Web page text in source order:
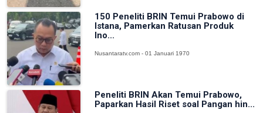
150 Peneliti BRIN Temui Prabowo di
Istana, Pamerkan Ratusan Produk
Ino...
Nusantaratv.com - 01 Januari 1970
Peneliti BRIN Akan Temui Prabowo,
Paparkan Hasil Riset soal Pangan hin...